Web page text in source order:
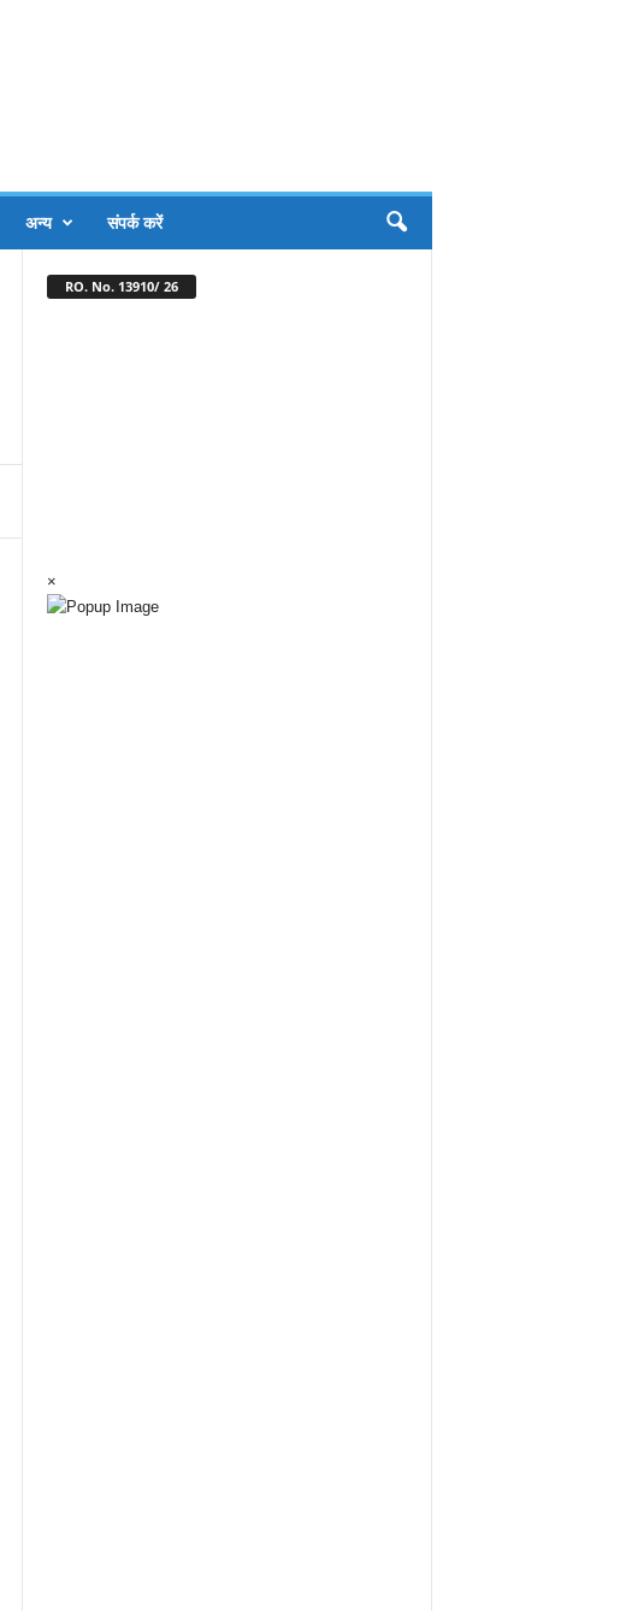
अन्य संपर्क करें
RO. No. 13910/ 26
×